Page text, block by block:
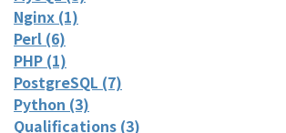
Nginx (1)
Perl (6)
PHP (1)
PostgreSQL (7)
Python (3)
Qualifications (3)